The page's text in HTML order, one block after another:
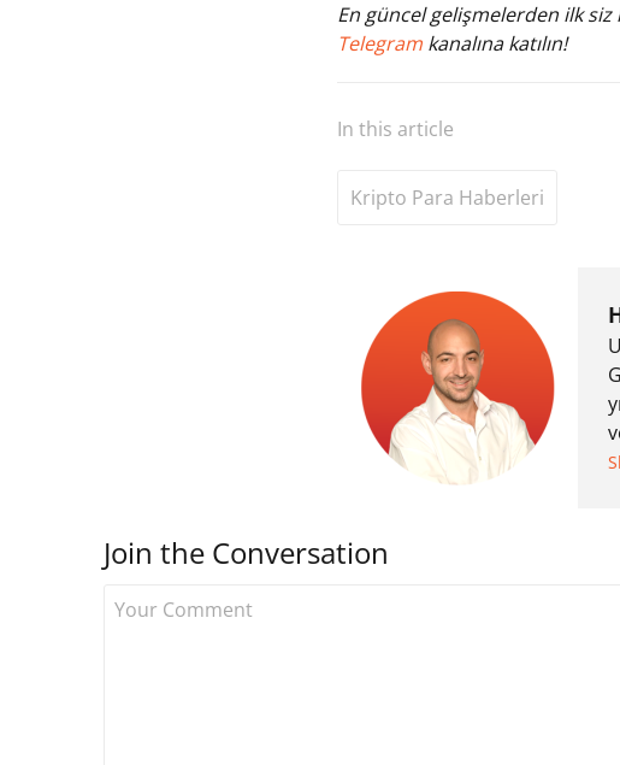
En güncel gelişmelerden ilk
Telegram kanalına katılın!
In this article
Kripto Para Haberleri
Join the Conversation